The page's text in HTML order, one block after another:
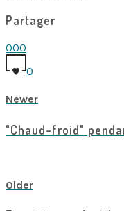
Partager
000
0
Newer
"Chaud-froid"
Older